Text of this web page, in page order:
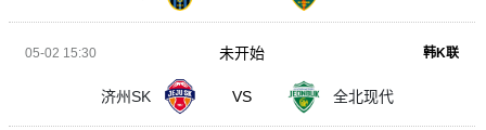
05-02 15:30 韩K联
济州SK VS 全北现代
未开始